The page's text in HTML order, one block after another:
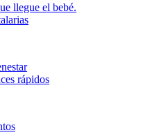
llegue el bebé.
rápidos